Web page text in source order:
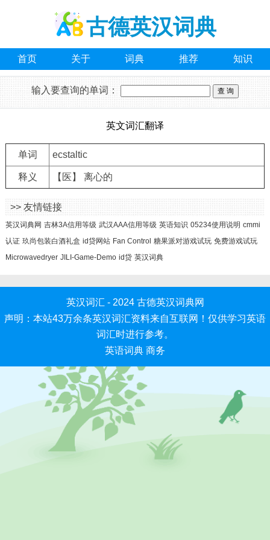
古德英汉词典
首页 关于 词典 推荐 知识
输入要查询的单词：
英文词汇翻译
单词 ecstaltic
释义 【医】 离心的
>> 友情链接
英汉词典网 吉林3A信用等级 武汉AAA信用等级 英语知识 05234使用说明 cmmi
认证 玖尚包装白酒礼盒 id贷网站 Fan Control 糖果派对游戏试玩 免费游戏试玩
Microwavedryer JILI-Game-Demo id贷 英汉词典
英汉词汇 - 2024 古德英汉词典网
声明：本站43万余条英汉词汇资料来自互联网！仅供学习英语
词汇时进行参考。
英语词典 商务